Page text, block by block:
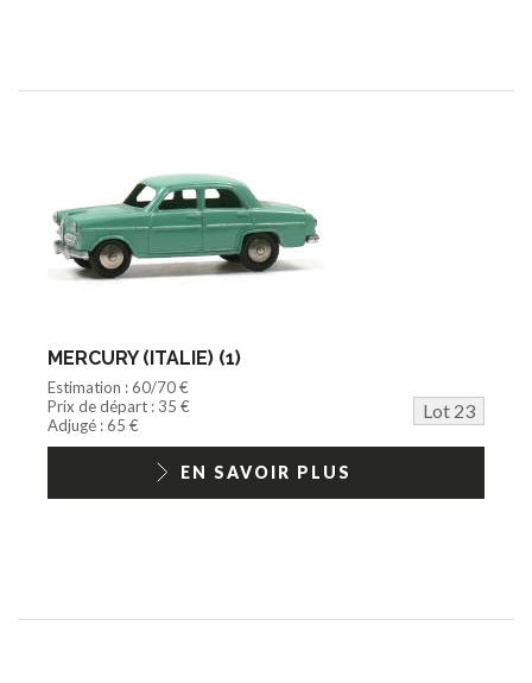
MERCURY (ITALIE) (1)
Estimation : 60/70 €
Prix de départ : 35 €
Lot 23
Adjugé : 65 €
EN SAVOIR PLUS